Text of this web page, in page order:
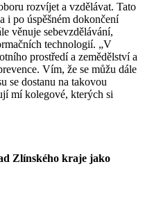
rozvíjet a vzdělávat. Tato
i po úspěšném dokončení
věnuje sebevzdělávání,
technologií. „V
prostředí a zemědělství a
Vím, že se můžu dále
se dostanu na takovou
mí kolegové, kterých si
Zlínského kraje jako